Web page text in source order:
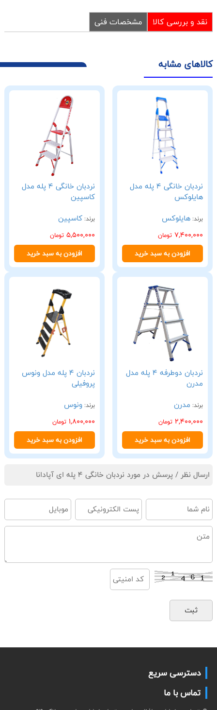
نقد و بررسی کالا مشخصات فنی
کالاهای مشابه
نردبان خانگی 4 پله مدل
هایلوکس
برند: هایلوکس
7,400,000 تومان
افزودن به سبد خرید
نردبان خانگی 4 پله مدل
کاسپین
برند: کاسپین
5,500,000 تومان
افزودن به سبد خرید
نردبان دوطرفه 4 پله مدل
مدرن
برند: مدرن
2,400,000 تومان
افزودن به سبد خرید
نردبان 4 پله مدل ونوس
پروفیلی
برند: ونوس
1,800,000 تومان
افزودن به سبد خرید
ارسال نظر / پرسش در مورد نردبان خانگی 4 پله ای آپادانا
دسترسی سریع
تماس با ما